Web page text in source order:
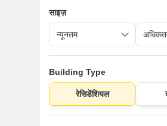
साइज़
Building Type
रेसिडेंशियल